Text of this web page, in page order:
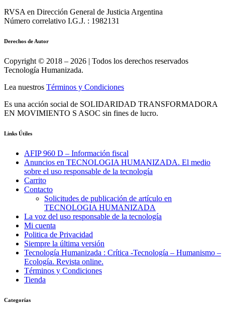
RVSA en Dirección General de Justicia Argentina
Número correlativo I.G.J. : 1982131
Derechos de Autor
Copyright © 2018 – 2026 | Todos los derechos reservados
Tecnología Humanizada.
Lea nuestros Términos y Condiciones
Es una acción social de SOLIDARIDAD TRANSFORMADORA
EN MOVIMIENTO S ASOC sin fines de lucro.
Links Útiles
AFIP 960 D – Información fiscal
Anuncios en TECNOLOGIA HUMANIZADA. El medio
sobre el uso responsable de la tecnología
Carrito
Contacto
Solicitudes de publicación de artículo en
TECNOLOGIA HUMANIZADA
La voz del uso responsable de la tecnología
Mi cuenta
Politica de Privacidad
Siempre la última versión
Tecnología Humanizada : Crítica -Tecnología – Humanismo –
Ecología. Revista online.
Términos y Condiciones
Tienda
Categorías